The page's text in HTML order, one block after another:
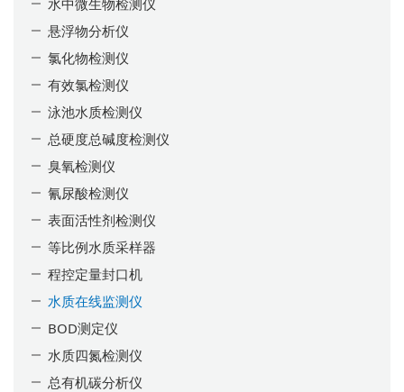
悬浮物分析仪
氯化物检测仪
有效氯检测仪
泳池水质检测仪
总硬度总碱度检测仪
臭氧检测仪
氰尿酸检测仪
表面活性剂检测仪
等比例水质采样器
程控定量封口机
水质在线监测仪
BOD测定仪
水质四氮检测仪
总有机碳分析仪